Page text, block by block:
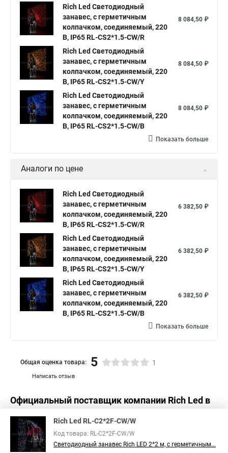
Гирлянды светодиодные занавес Светодиодные занавесы
Купить светодиодную занавес
Светодиодные гирлянды занавес дождь
Светодиодный занавес дождь купить
Занавес светодиодный
Светодиодная гирлянда занавес белая
Купить гирлянда светодиодная занавес
Светодиодные дожди и занавесы
Светодиодный занавес дождь
Светодиодные дожди занавесы купить
Светодиодный занавес уличный
Занавес светодиодный уличный
Светодиодные занавесы купить Занавес светодиодный led
Гирлянда занавес штора светодиодная
Светодиодная занавес дождь
Занавес уличный светодиодный
Светодиодные занавес купить
Светодиодная уличная занавес Светодиодный занавеса
Дождь светодиодный занавес
Светодиодная гирлянда занавес купить
Rich Led Светодиодный
занавес, с герметичным
колпачком, соединяемый, 220
В, IP65 RL-CS2*1.5-CW/R
8 084,50 ₽
Rich Led Светодиодный
занавес, с герметичным
колпачком, соединяемый, 220
В, IP65 RL-CS2*1.5-CW/Y
8 084,50 ₽
Rich Led Светодиодный
занавес, с герметичным
колпачком, соединяемый, 220
В, IP65 RL-CS2*1.5-CW/B
8 084,50 ₽
Показать больше
Аналоги по цене
Rich Led Светодиодный
занавес, с герметичным
колпачком, соединяемый, 220
В, IP65 RL-CS2*1.5-CW/R
6 382,50 ₽
Rich Led Светодиодный
занавес, с герметичным
колпачком, соединяемый, 220
В, IP65 RL-CS2*1.5-CW/Y
6 382,50 ₽
Rich Led Светодиодный
занавес, с герметичным
колпачком, соединяемый, 220
В, IP65 RL-CS2*1.5-CW/B
6 382,50 ₽
Показать больше
Написать отзыв
Общая оценка товара: 5 1
Официальный поставщик компании Rich Led в
России
Rich Led RL-C2*2F-CW/W
Код товара: RL-C2*2F-CW/W
Светодиодный занавес Rich LED 2*2 м, с герметичным...